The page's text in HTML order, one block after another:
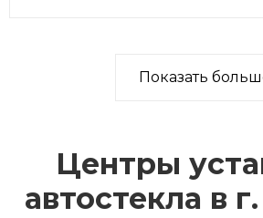
Показать
Центры
автостекла в г.